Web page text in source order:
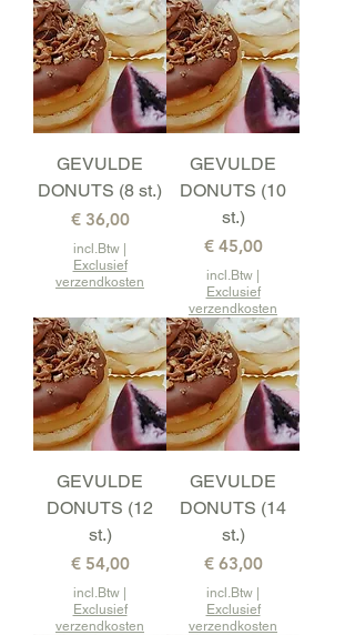
GEVULDE
DONUTS (8 st.)
Prijs
€ 36,00
incl.Btw |
Exclusief
verzendkosten
GEVULDE
DONUTS (10
st.)
Prijs
€ 45,00
incl.Btw |
Exclusief
verzendkosten
GEVULDE
DONUTS (12
st.)
Prijs
€ 54,00
incl.Btw |
Exclusief
verzendkosten
GEVULDE
DONUTS (14
st.)
Prijs
€ 63,00
incl.Btw |
Exclusief
verzendkosten